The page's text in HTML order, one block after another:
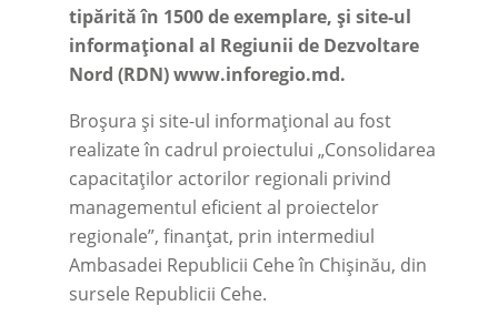
tipărită în 1500 de exemplare, și site-ul
informațional al Regiunii de Dezvoltare
Nord (RDN) www.inforegio.md.
Broșura și site-ul informațional au fost
realizate în cadrul proiectului „Consolidarea
capacitaților actorilor regionali privind
managementul eficient al proiectelor
regionale”, finanțat, prin intermediul
Ambasadei Republicii Cehe în Chișinău, din
sursele Republicii Cehe.